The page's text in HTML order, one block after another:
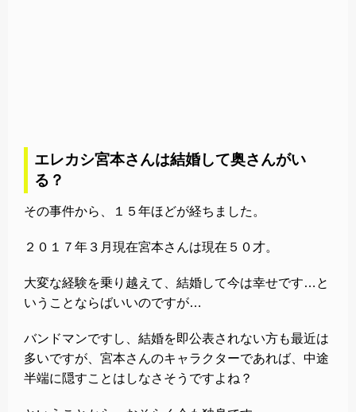
エレカシ宮本さんは結婚して奥さんがい
る？
その事件から、１５年ほどが経ちました。
２０１７年３月現在宮本さんは現在５０才。
大変な経験を乗り越えて、結婚して今は幸せです…と
いうことならばいいのですが…
バンドマンですし、結婚を即公表されない方も最近は
多いですが、宮本さんのキャラクターであれば、中途
半端に隠すことはしなさそうですよね？